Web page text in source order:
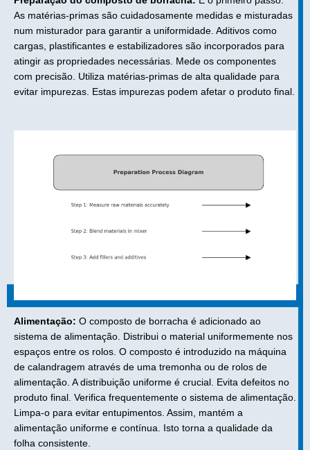
As matérias-primas são cuidadosamente medidas e misturadas
num misturador para garantir a uniformidade. Aditivos como
cargas, plastificantes e estabilizadores são incorporados para
atingir as propriedades necessárias. Mede os componentes
com precisão. Utiliza matérias-primas de alta qualidade para
evitar impurezas. Estas impurezas podem afetar o produto final.
Alimentação: O composto de borracha é adicionado ao
sistema de alimentação. Distribui o material uniformemente nos
espaços entre os rolos. O composto é introduzido na máquina
de calandragem através de uma tremonha ou de rolos de
alimentação. A distribuição uniforme é crucial. Evita defeitos no
produto final. Verifica frequentemente o sistema de alimentação.
Limpa-o para evitar entupimentos. Assim, mantém a
alimentação uniforme e contínua. Isto torna a qualidade da
folha consistente.